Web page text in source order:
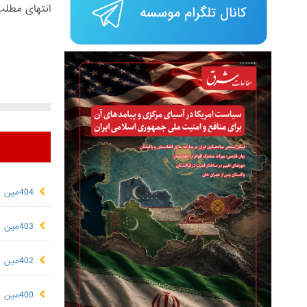
انتهای
404مین هفته‌نامه "مطالعات شرق"
403مین هفته‌نامه "مطالعات شرق"
402مین هفته‌نامه "مطالعات شرق"
400مین هفته‌نامه "مطالعات شرق"